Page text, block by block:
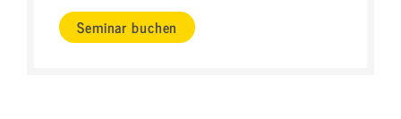
Seminar buchen